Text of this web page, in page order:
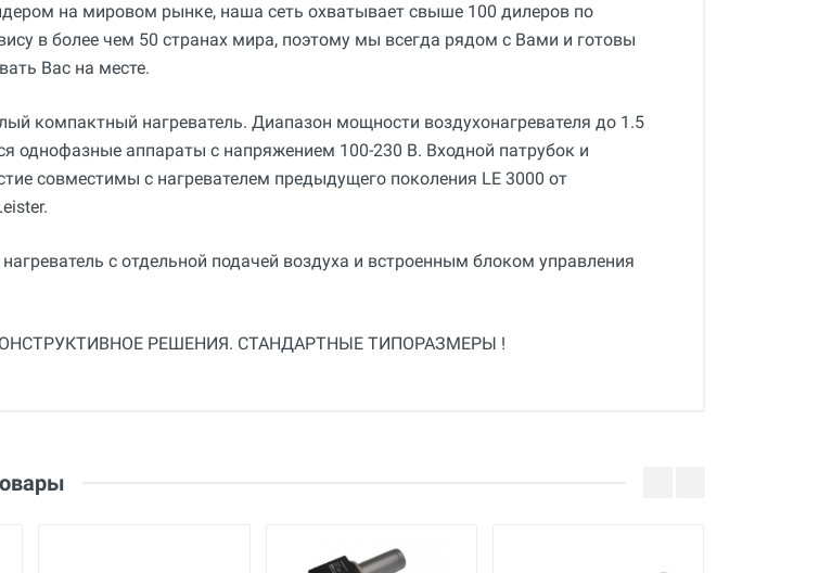
на мировом рынке, наша сеть охватывает свыше 100 дилеров по
в более чем 50 странах мира, поэтому мы всегда рядом с Вами и готовы
Вас на месте.
компактный нагреватель. Диапазон мощности воздухонагревателя до 1.5
однофазные аппараты с напряжением 100-230 В. Входной патрубок и
совместимы с нагревателем предыдущего поколения LE 3000 от
с отдельной подачей воздуха и встроенным блоком управления
РЕШЕНИЯ. СТАНДАРТНЫЕ ТИПОРАЗМЕРЫ !